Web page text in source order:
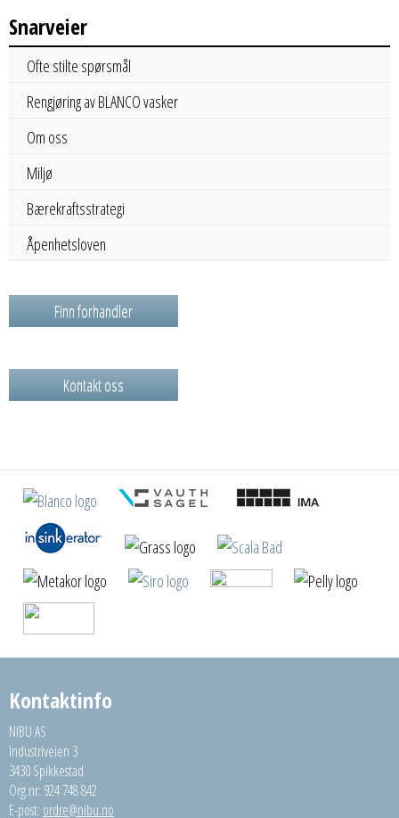
Snarveier
Ofte stilte spørsmål
Rengjøring av BLANCO vasker
Om oss
Miljø
Bærekraftsstrategi
Åpenhetsloven
Finn forhandler
Kontakt oss
Kontaktinfo
NIBU AS
Industriveien 3
3430 Spikkestad
Org.nr: 924 748 842
E-post: ordre@nibu.no